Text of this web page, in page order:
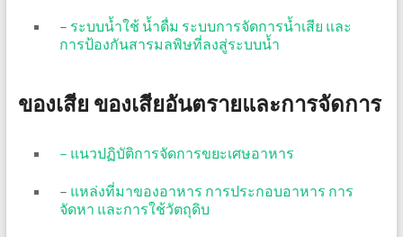
– ระบบน้ำใช้ น้ำดื่ม ระบบการจัดการน้ำเสีย และ
การป้องกันสารมลพิษที่ลงสู่ระบบน้ำ
ของเสีย ของเสียอันตรายและการจัดการ
– แนวปฏิบัติการจัดการขยะเศษอาหาร
– แหล่งที่มาของอาหาร การประกอบอาหาร การ
จัดหา และการใช้วัตถุดิบ